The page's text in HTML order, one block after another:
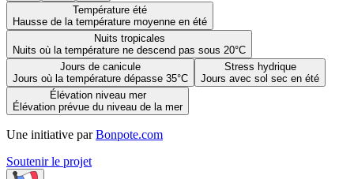
Température été
Hausse de la température moyenne en été
Nuits tropicales
Nuits où la température ne descend pas sous 20°C
Jours de canicule
Jours où la température dépasse 35°C
Stress hydrique
Jours avec sol sec en été
Élévation niveau mer
Élévation prévue du niveau de la mer
Une initiative par Bonpote.com
Soutenir le projet